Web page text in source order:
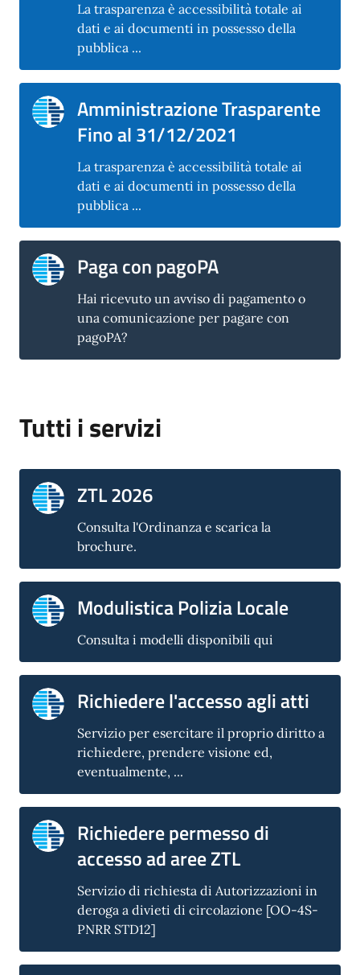
La trasparenza è accessibilità totale ai
dati e ai documenti in possesso della
pubblica ...
Amministrazione Trasparente
Fino al 31/12/2021
La trasparenza è accessibilità totale ai
dati e ai documenti in possesso della
pubblica ...
Paga con pagoPA
Hai ricevuto un avviso di pagamento o
una comunicazione per pagare con
pagoPA?
Tutti i servizi
ZTL 2026
Consulta l'Ordinanza e scarica la
brochure.
Modulistica Polizia Locale
Consulta i modelli disponibili qui
Richiedere l'accesso agli atti
Servizio per esercitare il proprio diritto a
richiedere, prendere visione ed,
eventualmente, ...
Richiedere permesso di
accesso ad aree ZTL
Servizio di richiesta di Autorizzazioni in
deroga a divieti di circolazione [OO-4S-
PNRR STD12]